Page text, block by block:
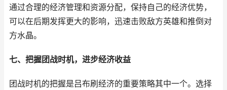
通过合理的经济管理和资源分配，保持自己的经济优势，
可以在后期发挥更大的影响，迅速击败敌方英雄和推倒对
方水晶。
七、把握团战时机，进步经济收益
团战时机的把握是吕布刷经济的重要策略其中一个。选择